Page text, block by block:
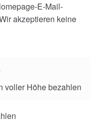
E-Mail-
akzeptieren keine
voller Höhe bezahlen